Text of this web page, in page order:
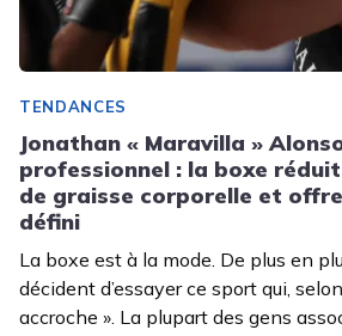
TENDANCES
Jonathan « Maravilla »
professionnel : la boxe
de graisse corporelle et
défini
La boxe est à la mode. De plus en
décident d’essayer ce sport qui,
accroche ». La plupart des gens